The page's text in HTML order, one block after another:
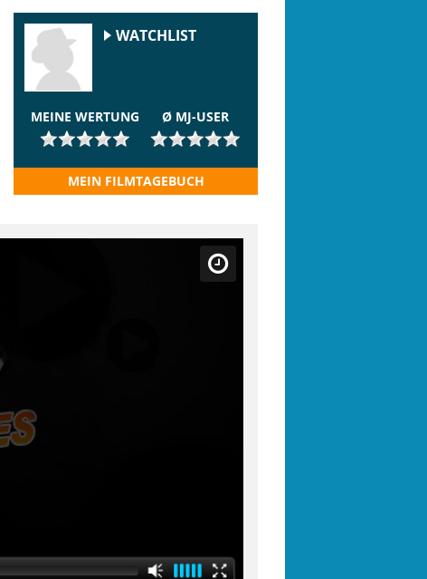
WATCHLIST
MEINE WERTUNG Ø MJ-USER
MEIN FILMTAGEBUCH